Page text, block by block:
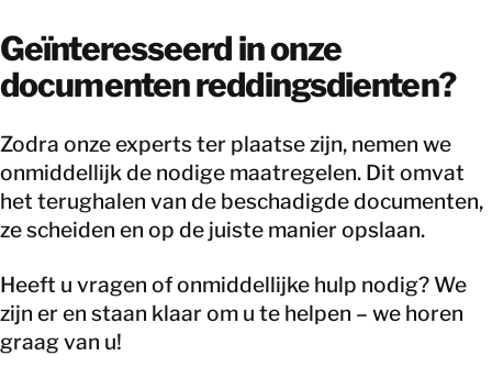
Geïnteresseerd in onze
documenten reddingsdienten?
Zodra onze experts ter plaatse zijn, nemen we
onmiddellijk de nodige maatregelen. Dit omvat
het terughalen van de beschadigde documenten,
ze scheiden en op de juiste manier opslaan.
Heeft u vragen of onmiddellijke hulp nodig? We
zijn er en staan klaar om u te helpen – we horen
graag van u!